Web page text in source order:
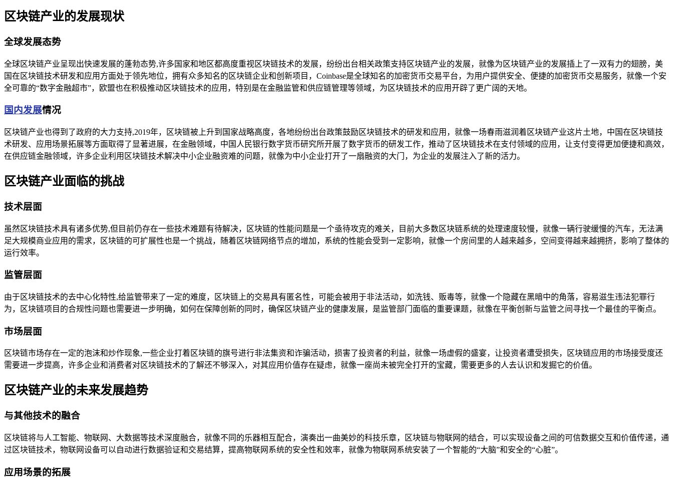
区块链产业的发展现状
全球发展态势
全球区块链产业呈现出快速发展的蓬勃态势,许多国家和地区都高度重视区块链技术的发展，纷纷出台相关政策支持区块链产业的发展，就像为区块链产业的发展插上了一双有力的翅膀，美
国在区块链技术研发和应用方面处于领先地位，拥有众多知名的区块链企业和创新项目，Coinbase是全球知名的加密货币交易平台，为用户提供安全、便捷的加密货币交易服务，就像一个安
全可靠的“数字金融超市”，欧盟也在积极推动区块链技术的应用，特别是在金融监管和供应链管理等领域，为区块链技术的应用开辟了更广阔的天地。
国内发展情况
区块链产业也得到了政府的大力支持,2019年，区块链被上升到国家战略高度，各地纷纷出台政策鼓励区块链技术的研发和应用，就像一场春雨滋润着区块链产业这片土地，中国在区块链技
术研发、应用场景拓展等方面取得了显著进展，在金融领域，中国人民银行数字货币研究所开展了数字货币的研发工作，推动了区块链技术在支付领域的应用，让支付变得更加便捷和高效，
在供应链金融领域，许多企业利用区块链技术解决中小企业融资难的问题，就像为中小企业打开了一扇融资的大门，为企业的发展注入了新的活力。
区块链产业面临的挑战
技术层面
虽然区块链技术具有诸多优势,但目前仍存在一些技术难题有待解决，区块链的性能问题是一个亟待攻克的难关，目前大多数区块链系统的处理速度较慢，就像一辆行驶缓慢的汽车，无法满
足大规模商业应用的需求，区块链的可扩展性也是一个挑战，随着区块链网络节点的增加，系统的性能会受到一定影响，就像一个房间里的人越来越多，空间变得越来越拥挤，影响了整体的
运行效率。
监管层面
由于区块链技术的去中心化特性,给监管带来了一定的难度，区块链上的交易具有匿名性，可能会被用于非法活动，如洗钱、贩毒等，就像一个隐藏在黑暗中的角落，容易滋生违法犯罪行
为，区块链项目的合规性问题也需要进一步明确，如何在保障创新的同时，确保区块链产业的健康发展，是监管部门面临的重要课题，就像在平衡创新与监管之间寻找一个最佳的平衡点。
市场层面
区块链市场存在一定的泡沫和炒作现象,一些企业打着区块链的旗号进行非法集资和诈骗活动，损害了投资者的利益，就像一场虚假的盛宴，让投资者遭受损失，区块链应用的市场接受度还
需要进一步提高，许多企业和消费者对区块链技术的了解还不够深入，对其应用价值存在疑虑，就像一座尚未被完全打开的宝藏，需要更多的人去认识和发掘它的价值。
区块链产业的未来发展趋势
与其他技术的融合
区块链将与人工智能、物联网、大数据等技术深度融合，就像不同的乐器相互配合，演奏出一曲美妙的科技乐章，区块链与物联网的结合，可以实现设备之间的可信数据交互和价值传递，通
过区块链技术，物联网设备可以自动进行数据验证和交易结算，提高物联网系统的安全性和效率，就像为物联网系统安装了一个智能的“大脑”和安全的“心脏”。
应用场景的拓展